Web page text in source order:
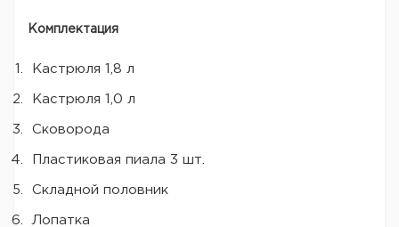
Комплектация
Кастрюля 1,8 л
Кастрюля 1,0 л
Сковорода
Пластиковая пиала 3 шт.
Складной половник
Лопатка